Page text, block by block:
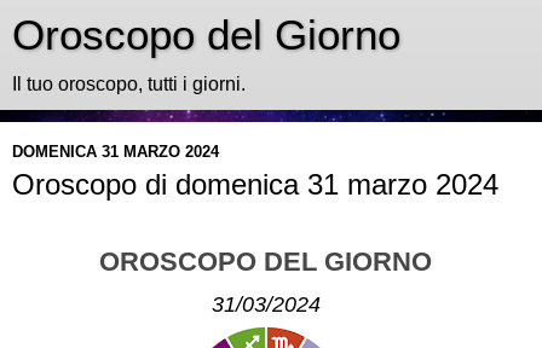
Oroscopo del Giorno
Il tuo oroscopo, tutti i giorni.
DOMENICA 31 MARZO 2024
Oroscopo di domenica 31 marzo 2024
OROSCOPO DEL GIORNO
31/03/2024